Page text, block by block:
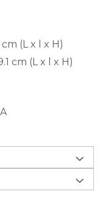
(L x l x H)
cm (L x l x H)